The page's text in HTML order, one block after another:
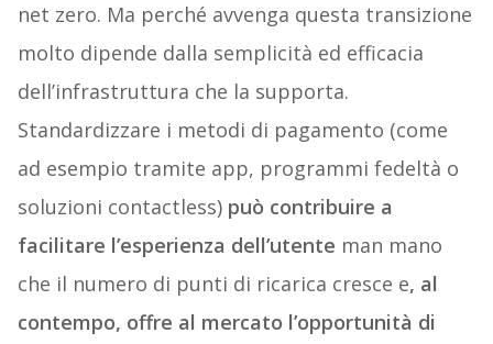
net zero. Ma perché avvenga questa transizione
molto dipende dalla semplicità ed efficacia
dell’infrastruttura che la supporta.
Standardizzare i metodi di pagamento (come
ad esempio tramite app, programmi fedeltà o
soluzioni contactless) può contribuire a
facilitare l’esperienza dell’utente man mano
che il numero di punti di ricarica cresce e, al
contempo, offre al mercato l’opportunità di